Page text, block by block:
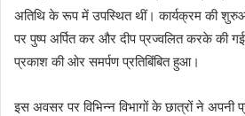
अतिथि के रूप में उपस्थित थीं। कार्यक्रम की
पर पुष्प अर्पित कर और दीप प्रज्वलित करके की
प्रकाश की ओर समर्पण प्रतिबिंबित हुआ।
इस अवसर पर विभिन्न विभागों के छात्रों ने अपनी